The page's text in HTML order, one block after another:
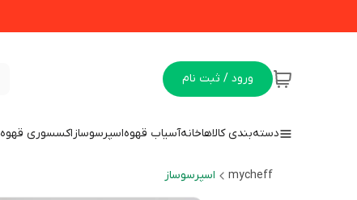
ورود / ثبت نام
دسته‌بندی کالاهاخانهآسیاب قهوهاسپرسوسازاکسسوری قهوه
mycheff اسپرسوساز